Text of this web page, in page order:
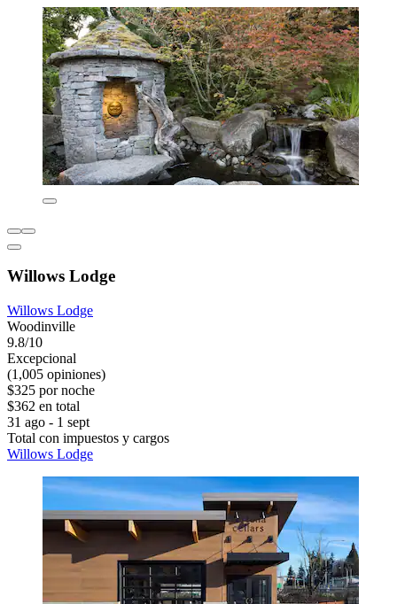
Willows Lodge
Willows Lodge
Woodinville
9.8/10
Excepcional
(1,005 opiniones)
$325 por noche
$362 en total
31 ago - 1 sept
Total con impuestos y cargos
Willows Lodge